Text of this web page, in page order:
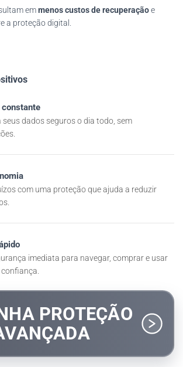
emmenos custos de recuperaçãoe
a proteção digital.
seus dados seguros o dia todo, sem
com uma proteção que ajuda a reduzir
imediata para navegar, comprar e usar
PROTEÇÃO